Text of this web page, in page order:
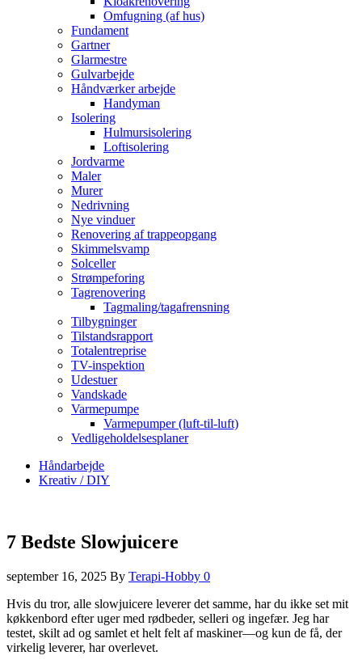
Omfugning (af hus)
Fundament
Gartner
Glarmestre
Gulvarbejde
Håndværker arbejde
Handyman
Isolering
Hulmursisolering
Loftisolering
Jordvarme
Maler
Murer
Nedrivning
Nye vinduer
Renovering af trappeopgang
Skimmelsvamp
Solceller
Strømpeforing
Tagrenovering
Tagmaling/tagafrensning
Tilbygninger
Tilstandsrapport
Totalentreprise
TV-inspektion
Udestuer
Vandskade
Varmepumpe
Varmepumper (luft-til-luft)
Vedligeholdelsesplaner
Håndarbejde
Kreativ / DIY
7 Bedste Slowjuicere
september 16, 2025 By Terapi-Hobby 0
Hvis du tror, alle slowjuicere leverer det samme, har du ikke set mit
køkkenbord efter uger med rødbeder, selleri og ingefær. Jeg har
testet, skilt ad og samlet et helt felt af maskiner—og kun de få, der
virkelig leverer, har overlevet.